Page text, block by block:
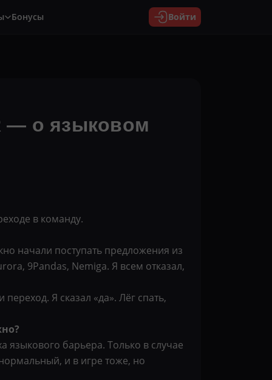
Бонусы Войти
— о языковом
в команду.
начали поступать предложения из
9Pandas, Nemiga. Я всем отказал,
Я сказал «да». Лёг спать,
языкового барьера. Только в случае
и в игре тоже, но